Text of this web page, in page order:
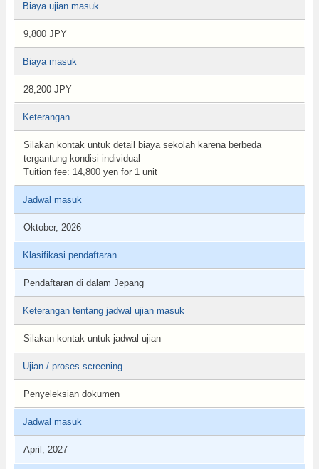
Biaya ujian masuk
9,800 JPY
Biaya masuk
28,200 JPY
Keterangan
Silakan kontak untuk detail biaya sekolah karena berbeda
tergantung kondisi individual
Tuition fee: 14,800 yen for 1 unit
Jadwal masuk
Oktober, 2026
Klasifikasi pendaftaran
Pendaftaran di dalam Jepang
Keterangan tentang jadwal ujian masuk
Silakan kontak untuk jadwal ujian
Ujian / proses screening
Penyeleksian dokumen
Jadwal masuk
April, 2027